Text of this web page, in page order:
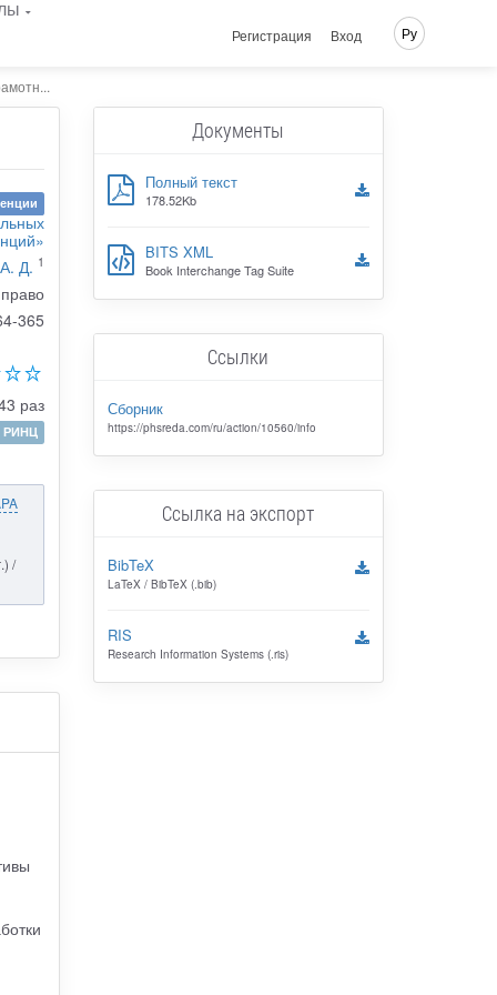
Регистрация Вход Ру
Д. 1
365
раз
РИНЦ
/
Документы
Полный текст
178.52Kb
BITS XML
Book Interchange Tag Suite
Ссылки
Сборник
https://phsreda.com/ru/action/10560/info
Ссылка на экспорт
BibTeX
LaTeX / BibTeX (.bib)
RIS
Research Information Systems (.ris)